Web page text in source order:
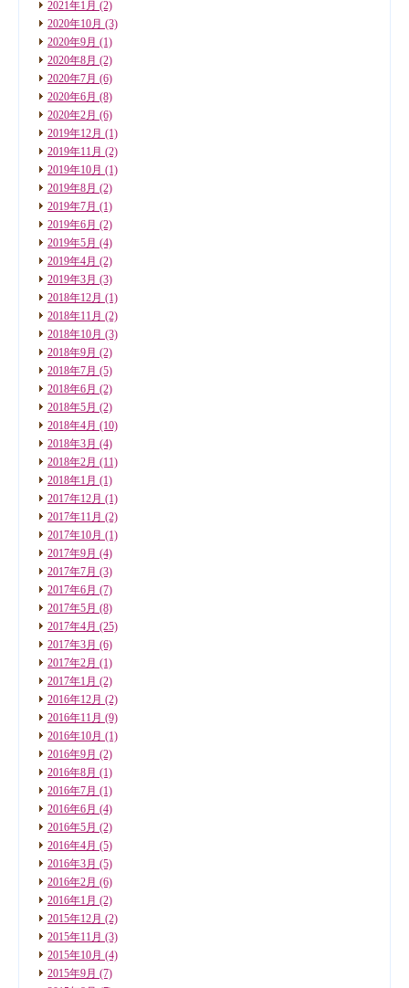
2021年1月 (2)
2020年10月 (3)
2020年9月 (1)
2020年8月 (2)
2020年7月 (6)
2020年6月 (8)
2020年2月 (6)
2019年12月 (1)
2019年11月 (2)
2019年10月 (1)
2019年8月 (2)
2019年7月 (1)
2019年6月 (2)
2019年5月 (4)
2019年4月 (2)
2019年3月 (3)
2018年12月 (1)
2018年11月 (2)
2018年10月 (3)
2018年9月 (2)
2018年7月 (5)
2018年6月 (2)
2018年5月 (2)
2018年4月 (10)
2018年3月 (4)
2018年2月 (11)
2018年1月 (1)
2017年12月 (1)
2017年11月 (2)
2017年10月 (1)
2017年9月 (4)
2017年7月 (3)
2017年6月 (7)
2017年5月 (8)
2017年4月 (25)
2017年3月 (6)
2017年2月 (1)
2017年1月 (2)
2016年12月 (2)
2016年11月 (9)
2016年10月 (1)
2016年9月 (2)
2016年8月 (1)
2016年7月 (1)
2016年6月 (4)
2016年5月 (2)
2016年4月 (5)
2016年3月 (5)
2016年2月 (6)
2016年1月 (2)
2015年12月 (2)
2015年11月 (3)
2015年10月 (4)
2015年9月 (7)